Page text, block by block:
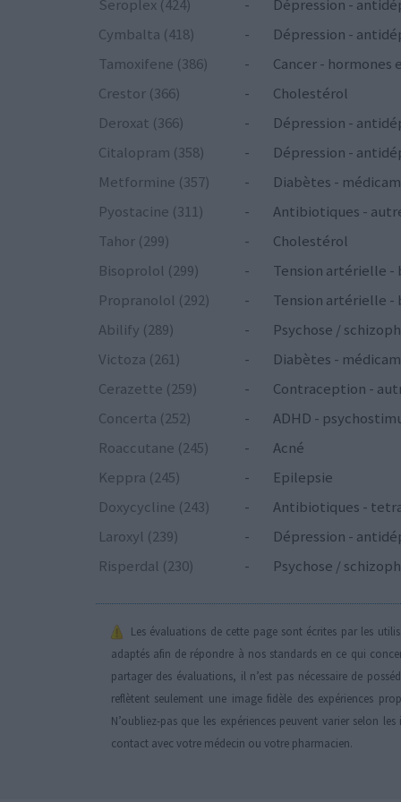
Seroplex (424)
-
Dépression -
Cymbalta (418)
-
Dépression -
Tamoxifene (386)
-
Cancer - hormones
Crestor (366)
-
Cholestérol
Deroxat (366)
-
Dépression -
Citalopram (358)
-
Dépression -
Metformine (357)
-
Diabètes -
Pyostacine (311)
-
Antibiotiques -
Tahor (299)
-
Cholestérol
Bisoprolol (299)
-
Tension artérielle -
Propranolol (292)
-
Tension artérielle -
Abilify (289)
-
Psychose /
Victoza (261)
-
Diabètes -
Cerazette (259)
-
Contraception -
Concerta (252)
-
ADHD -
Roaccutane (245)
-
Acné
Keppra (245)
-
Epilepsie
Doxycycline (243)
-
Antibiotiques -
Laroxyl (239)
-
Dépression -
Risperdal (230)
- Psychose /
Les évaluations de cette page sont écrites par les
adaptés afin de répondre à nos standards en ce qui
partager des évaluations, il n’est pas nécessaire de
reflètent seulement une image fidèle des expériences
N’oubliez-pas que les expériences peuvent varier selon
contact avec votre médecin ou votre pharmacien.